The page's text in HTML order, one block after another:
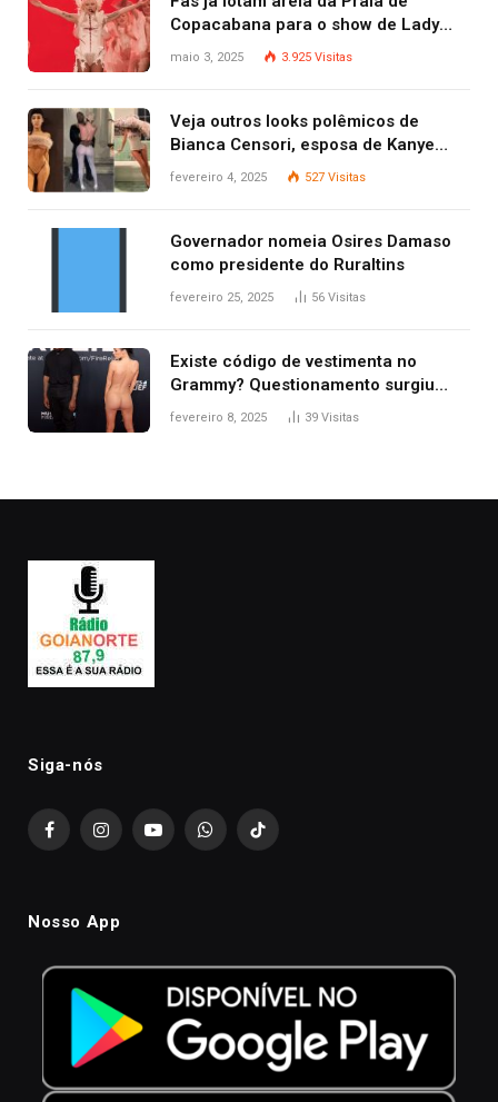
Copacabana para o show de Lady
Gaga
maio 3, 2025 3.925 Visitas
Veja outros looks polêmicos de
Bianca Censori, esposa de Kanye
West que apareceu nua no Grammy
fevereiro 4, 2025 527 Visitas
Governador nomeia Osires Damaso
como presidente do Ruraltins
fevereiro 25, 2025 56 Visitas
Existe código de vestimenta no
Grammy? Questionamento surgiu
após Bianca Censori, mulher de
fevereiro 8, 2025 39 Visitas
Siga-nós
FacebookInstagramYouTubeWhatsAppTikTok
Nosso App